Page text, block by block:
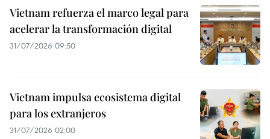
Vietnam refuerza el marco legal para
acelerar la transformación digital
31/07/2026 09:50
Vietnam impulsa ecosistema digital
para los extranjeros
31/07/2026 02:00